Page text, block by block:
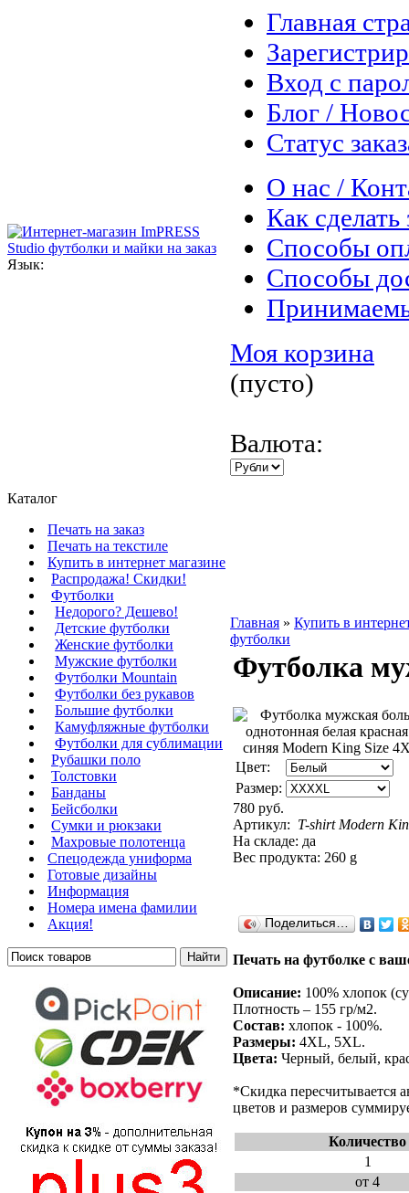
Язык:
Главная
Вход с
Блог /
Статус
О нас /
Как сделать
Способы
Способы
Моя корзина
(пусто)
Валюта:
Каталог
Печать на заказ
Печать на текстиле
Купить в интернет магазине
Распродажа! Скидки!
Футболки
Недорого? Дешево!
Детские футболки
Женские футболки
Мужские футболки
Футболки Mountain
Футболки без рукавов
Большие футболки
Камуфляжные футболки
Футболки для сублимации
Рубашки поло
Толстовки
Банданы
Бейсболки
Сумки и рюкзаки
Махровые полотенца
Cпецодежда униформа
Готовые дизайны
Информация
Номера имена фамилии
Акция!
Главная » Купить в
футболки
Футболка
Цвет:
Размер:
780 руб.
Артикул: T-shirt Modern
На складе: да
Вес продукта: 260 g
Поделиться…
Печать на футболке с
Описание: 100% хлопок
Плотность – 155 гр/м2.
Состав: хлопок - 100%.
Размеры: 4XL, 5XL.
Цвета: Черный, белый,
*Скидка пересчитывается
цветов и размеров
Количество
1
от 4